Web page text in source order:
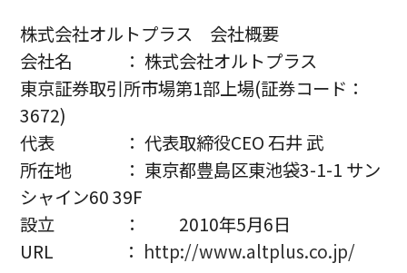
株式会社オルトプラス 会社概要
会社名 ： 株式会社オルトプラス
東京証券取引所市場第1部上場(証券コード：
3672)
代表 ： 代表取締役CEO 石井 武
所在地 ： 東京都豊島区東池袋3-1-1 サン
シャイン60 39F
設立 ： 2010年5月6日
URL ： http://www.altplus.co.jp/